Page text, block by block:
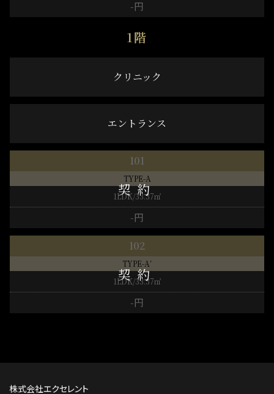
-円
1階
クリニック
エントランス
101
TYPE-A
1LDK/33.37㎡
-円
102
TYPE-A’
1LDK/33.37㎡
-円
株式会社エクセレント